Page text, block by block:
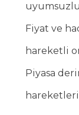
Fiyat ve
hareketli
Piyasa